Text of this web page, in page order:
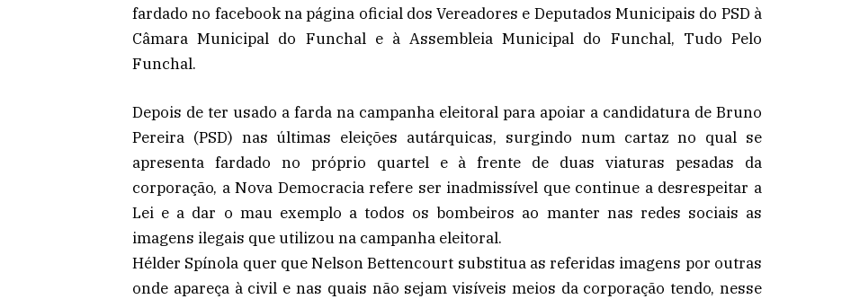
fardado no facebook na página oficial dos Vereadores e Deputados Municipais do PSD à
Câmara Municipal do Funchal e à Assembleia Municipal do Funchal, Tudo Pelo
Funchal.
Depois de ter usado a farda na campanha eleitoral para apoiar a candidatura de Bruno
Pereira (PSD) nas últimas eleições autárquicas, surgindo num cartaz no qual se
apresenta fardado no próprio quartel e à frente de duas viaturas pesadas da
corporação, a Nova Democracia refere ser inadmissível que continue a desrespeitar a
Lei e a dar o mau exemplo a todos os bombeiros ao manter nas redes sociais as
imagens ilegais que utilizou na campanha eleitoral.
Hélder Spínola quer que Nelson Bettencourt substitua as referidas imagens por outras
onde apareça à civil e nas quais não sejam visíveis meios da corporação tendo, nesse